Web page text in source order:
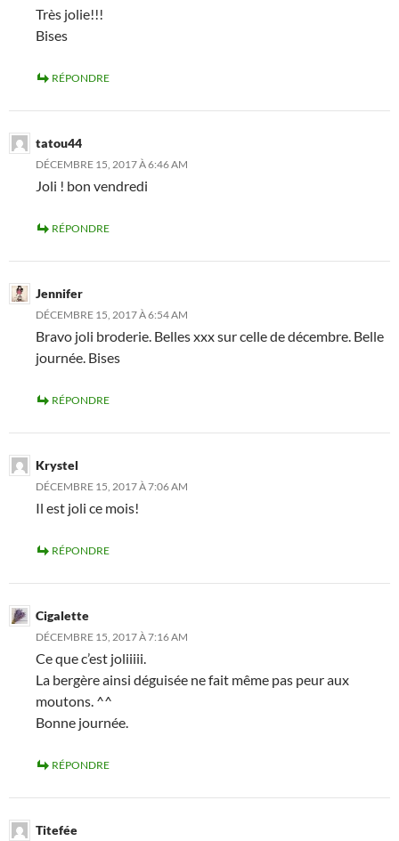
Très jolie!!!
Bises
RÉPONDRE
tatou44
DÉCEMBRE 15, 2017 À 6:46 AM
Joli ! bon vendredi
RÉPONDRE
Jennifer
DÉCEMBRE 15, 2017 À 6:54 AM
Bravo joli broderie. Belles xxx sur celle de décembre. Belle
journée. Bises
RÉPONDRE
Krystel
DÉCEMBRE 15, 2017 À 7:06 AM
Il est joli ce mois!
RÉPONDRE
Cigalette
DÉCEMBRE 15, 2017 À 7:16 AM
Ce que c’est joliiiii.
La bergère ainsi déguisée ne fait même pas peur aux
moutons. ^^
Bonne journée.
RÉPONDRE
Titefée